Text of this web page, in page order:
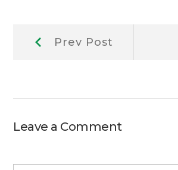
Prev Post
Leave a Comment